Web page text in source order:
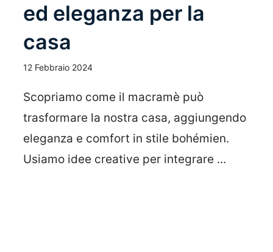
ed eleganza per la
casa
12 Febbraio 2024
Scopriamo come il macramè può
trasformare la nostra casa, aggiungendo
eleganza e comfort in stile bohémien.
Usiamo idee creative per integrare ...